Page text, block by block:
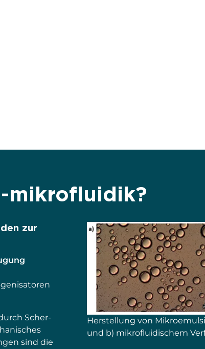
mikrofluidik?
zur
Scher-
sind die
Herstellung von
und b) mikrofluidischem